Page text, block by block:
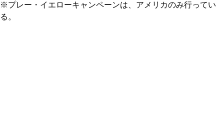
※プレー・イエローキャンペーンは、アメリカのみ行ってい
る。